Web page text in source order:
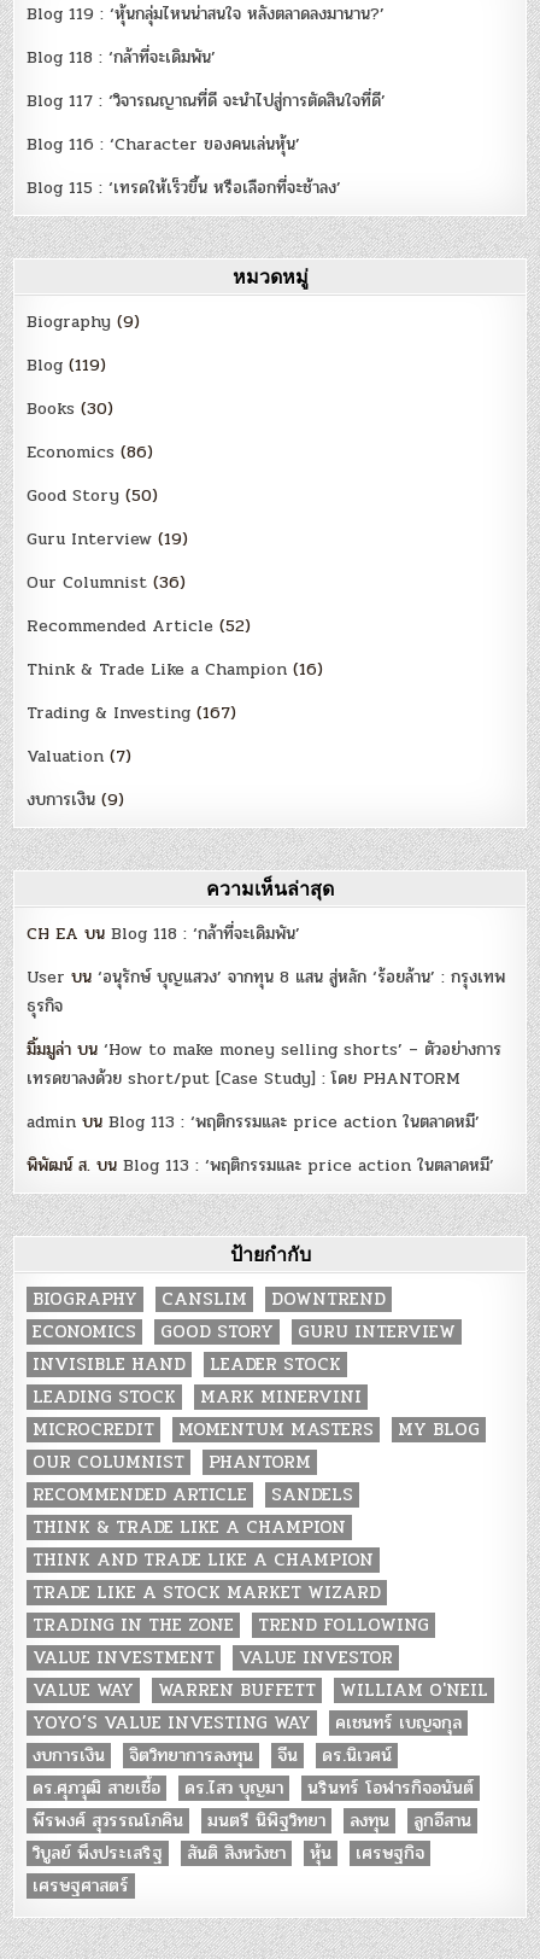
Blog 119 : ‘หุ้นกลุ่มไหนน่าสนใจ หลังตลาดลงมานาน?’
Blog 118 : ‘กล้าที่จะเดิมพัน’
Blog 117 : ‘วิจารณญาณที่ดี จะนำไปสู่การตัดสินใจที่ดี’
Blog 116 : ‘Character ของคนเล่นหุ้น’
Blog 115 : ‘เทรดให้เร็วขึ้น หรือเลือกที่จะช้าลง’
หมวดหมู่
Biography (9)
Blog (119)
Books (30)
Economics (86)
Good Story (50)
Guru Interview (19)
Our Columnist (36)
Recommended Article (52)
Think & Trade Like a Champion (16)
Trading & Investing (167)
Valuation (7)
งบการเงิน (9)
ความเห็นล่าสุด
CH EA บนBlog 118 : ‘กล้าที่จะเดิมพัน’
User บน‘อนุรักษ์ บุญแสวง’ จากทุน 8 แสน สู่หลัก ‘ร้อยล้าน’ : กรุงเทพ
ธุรกิจ
มิ้มมูล่า บน‘How to make money selling shorts’ – ตัวอย่างการ
เทรดขาลงด้วย short/put [Case Study] : โดย PHANTORM
admin บนBlog 113 : ‘พฤติกรรมและ price action ในตลาดหมี’
พิพัฒน์ ส. บนBlog 113 : ‘พฤติกรรมและ price action ในตลาดหมี’
ป้ายกำกับ
BIOGRAPHY CANSLIM
DOWNTREND
ECONOMICS
GOOD STORY
GURU INTERVIEW
INVISIBLE HAND
LEADER STOCK
LEADING STOCK
MARK MINERVINI
MICROCREDIT
MOMENTUM MASTERS
MY BLOG
OUR COLUMNIST
PHANTORM
RECOMMENDED ARTICLE
SANDELS
THINK & TRADE LIKE A CHAMPION
THINK AND TRADE LIKE A CHAMPION
TRADE LIKE A STOCK MARKET WIZARD
TRADING IN THE ZONE
TREND FOLLOWING
VALUE INVESTMENT
VALUE INVESTOR
VALUE WAY
WARREN BUFFETT
WILLIAM O'NEIL
YOYO’S VALUE INVESTING WAY
คเชนทร์ เบญจกุล
งบการเงิน
จิตวิทยาการลงทุน จีน
ดร.นิเวศน์
ดร.ศุภวุฒิ สายเชื้อ
ดร.ไสว บุญมา
นรินทร์ โอฬารกิจอนันต์
พีรพงศ์ สุวรรณโภคิน
มนตรี นิพิฐวิทยา ลงทุน
ลูกอีสาน
วิบูลย์ พึงประเสริฐ
สันติ สิงหวังชา หุ้น
เศรษฐกิจ
เศรษฐศาสตร์